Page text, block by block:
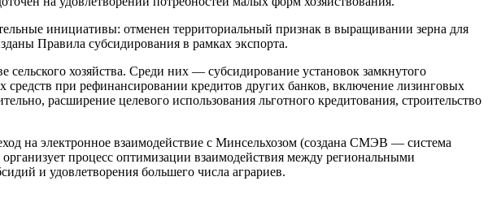
инициативы: отменен территориальный признак в выращивании зерна для
Правила субсидирования в рамках экспорта.
хозяйства. Среди них — субсидирование установок замкнутого
при рефинансировании кредитов других банков, включение лизинговых
расширение целевого использования льготного кредитования, строительство
на электронное взаимодействие с Минсельхозом (создана СМЭВ — система
процесс оптимизации взаимодействия между региональными
и удовлетворения большего числа аграриев.